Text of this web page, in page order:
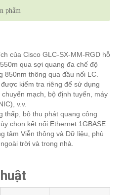
phẩm
của Cisco GLC-SX-MM-RGD hỗ
qua sợi quang đa chế độ
850nm thông qua đầu nối LC.
kiểm tra riêng để sử dụng
mạch, bộ định tuyến, máy
v.v.
thấp, bộ thu phát quang công
chọn kết nối Ethernet 1GBASE
tâm Viễn thông và Dữ liệu, phù
trời và trong nhà.